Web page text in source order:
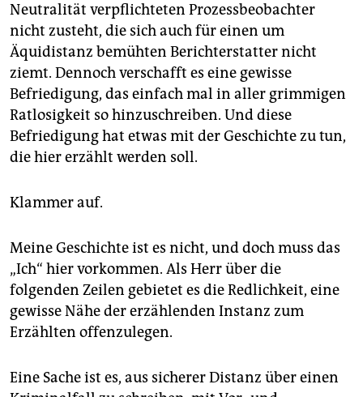
unterstützen
abo
genossenschaft
epaper login
Neutralität verpflichteten Prozessbeobachter
nicht zusteht, die sich auch für einen um
Äquidistanz bemühten Berichterstatter nicht
ziemt. Dennoch verschafft es eine gewisse
Befriedigung, das einfach mal in aller grimmigen
Ratlosigkeit so hinzuschreiben. Und diese
Befriedigung hat etwas mit der Geschichte zu tun,
die hier erzählt werden soll.
Klammer auf.
Meine Geschichte ist es nicht, und doch muss das
„Ich“ hier vorkommen. Als Herr über die
folgenden Zeilen gebietet es die Redlichkeit, eine
gewisse Nähe der erzählenden Instanz zum
Erzählten offenzulegen.
Eine Sache ist es, aus sicherer Distanz über einen